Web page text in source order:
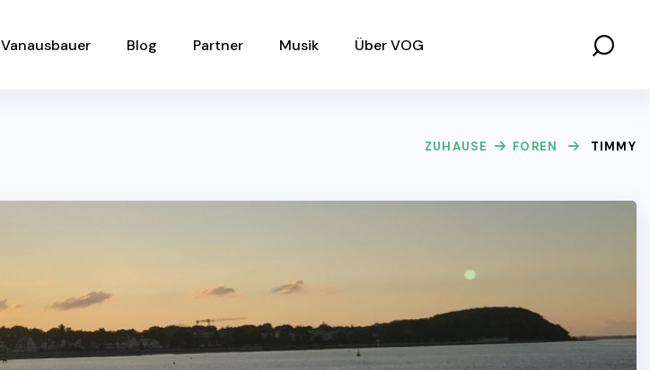
Vanausbauer Blog Partner Musik Über VOG
ZUHAUSE FOREN TIMMY